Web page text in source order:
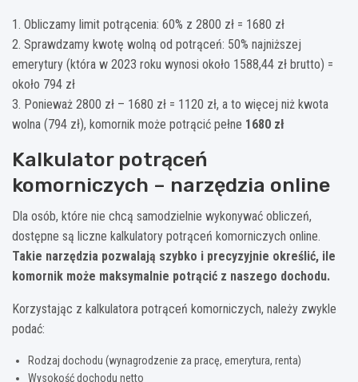
1. Obliczamy limit potrącenia: 60% z 2800 zł = 1680 zł
2. Sprawdzamy kwotę wolną od potrąceń: 50% najniższej
emerytury (która w 2023 roku wynosi około 1588,44 zł brutto) =
około 794 zł
3. Ponieważ 2800 zł – 1680 zł = 1120 zł, a to więcej niż kwota
wolna (794 zł), komornik może potrącić pełne 1680 zł
Kalkulator potrąceń
komorniczych – narzędzia online
Dla osób, które nie chcą samodzielnie wykonywać obliczeń,
dostępne są liczne kalkulatory potrąceń komorniczych online.
Takie narzędzia pozwalają szybko i precyzyjnie określić, ile
komornik może maksymalnie potrącić z naszego dochodu.
Korzystając z kalkulatora potrąceń komorniczych, należy zwykle
podać:
Rodzaj dochodu (wynagrodzenie za pracę, emerytura, renta)
Wysokość dochodu netto